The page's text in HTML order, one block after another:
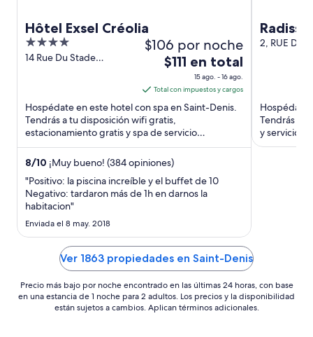
Hôtel Exsel Créolia
4
out
14 Rue Du Stade
$106 por noche
El
precio
es
de
$111
en
total
por
noche
del
al
16
ago
$111 en total
15 ago. - 16 ago.
Total con impuestos y cargos
Hospédate en este hotel con spa en Saint-Denis.
Tendrás a tu disposición wifi gratis,
estacionamiento gratis y spa de servicio
completo. Estarás muy cerca de ...
8/10 ¡Muy bueno! (384 opiniones)
"Positivo: la piscina increíble y el buffet de 10
Negativo: tardaron más de 1h en darnos la
habitacion"
Enviada el 8 may. 2018
Reunion
2, RUE
Hospédate
Tendrás a
y servicio
cerca de ...
Ver 1863 propiedades en Saint-Denis
Precio más bajo por noche encontrado en las últimas 24 horas, con base
en una estancia de 1 noche para 2 adultos. Los precios y la disponibilidad
están sujetos a cambios. Aplican términos adicionales.